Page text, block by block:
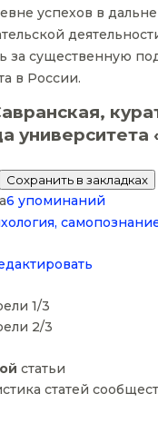
успехов в
за существенную
в России.
университета
Сохранить в закладках
6 упоминаний
1/3
2/3
статьи
статей